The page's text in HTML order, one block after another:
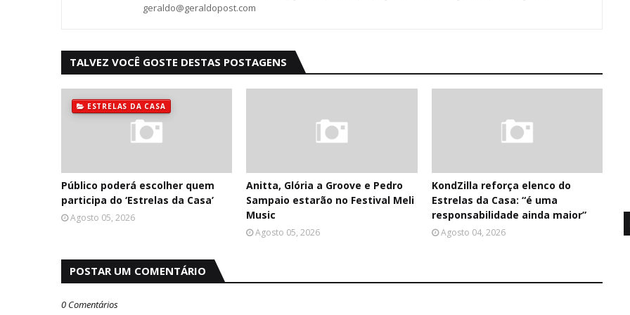
geraldo@geraldopost.com
TALVEZ VOCÊ GOSTE DESTAS POSTAGENS
ESTRELAS DA CASA
Público poderá escolher quem
participa do ‘Estrelas da Casa’
Agosto 05, 2026
Anitta, Glória a Groove e Pedro
Sampaio estarão no Festival Meli
Music
Agosto 05, 2026
KondZilla reforça elenco do
Estrelas da Casa: “é uma
responsabilidade ainda maior”
Agosto 04, 2026
POSTAR UM COMENTÁRIO
0 Comentários